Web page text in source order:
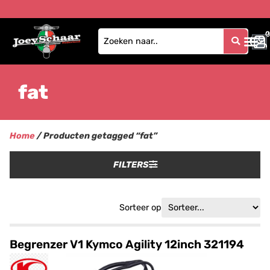
0
0
fat
Home/ Producten getagged “fat”
FILTERS
Sorteer op
Begrenzer V1 Kymco Agility 12inch 321194